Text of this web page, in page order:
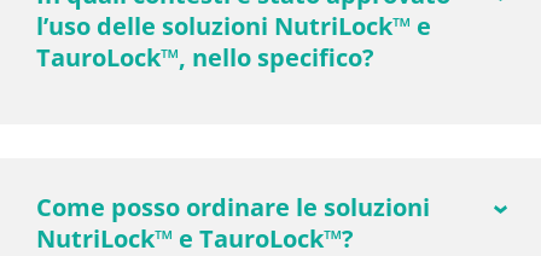
l’uso delle soluzioni NutriLock™ e
TauroLock™, nello specifico?
Come posso ordinare le soluzioni
NutriLock™ e TauroLock™?